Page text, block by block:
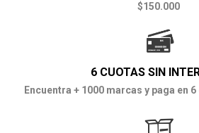
$150.000
6 CUOTAS SIN
Encuentra + 1000 marcas y paga en